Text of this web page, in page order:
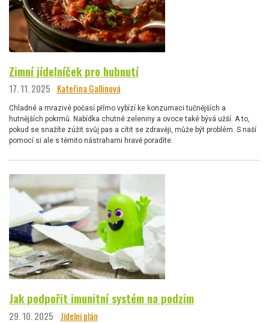
Zimní jídelníček pro hubnutí
17. 11. 2025 Kateřina Gallinová
Chladné a mrazivé počasí přímo vybízí ke konzumaci tučnějších a
hutnějších pokrmů. Nabídka chutné zeleniny a ovoce také bývá užší. A to,
pokud se snažíte zúžit svůj pas a cítit se zdravěji, může být problém. S naší
pomocí si ale s těmito nástrahami hravě poradíte.
Jak podpořit imunitní systém na podzim
29. 10. 2025 Jídelní plán